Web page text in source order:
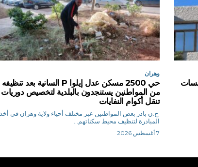
لمؤسسات
وهران
حي 2500 مسكن عدل إيلوا P السانية بعد تنظيفه
من المواطنين يستنجدون بالبلدية لتخصيص دوريات
تنقل أكوام النفايات
ح.ن بادر بعض المواطنين عبر مختلف أحياء ولاية وهران في أخذ
المبادرة لتنظيف محيط سكناتهم...
7 أغسطس 2026